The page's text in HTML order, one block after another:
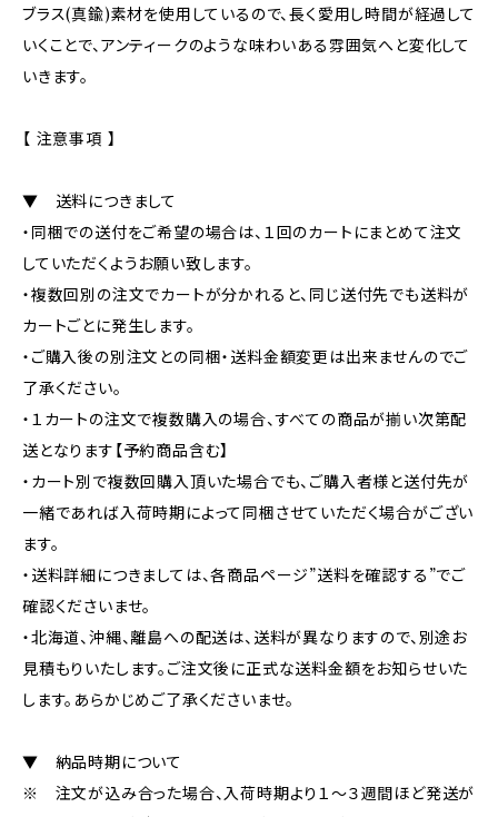
ブラス(真鍮)素材を使用しているので、長く愛用し時間が経過して
いくことで、アンティークのような味わいある雰囲気へと変化して
いきます。
【 注意事項 】
▼ 送料につきまして
・同梱での送付をご希望の場合は、１回のカートにまとめて注文
していただくようお願い致します。
・複数回別の注文でカートが分かれると、同じ送付先でも送料が
カートごとに発生します。
・ご購入後の別注文との同梱・送料金額変更は出来ませんのでご
了承ください。
・１カートの注文で複数購入の場合、すべての商品が揃い次第配
送となります【予約商品含む】
・カート別で複数回購入頂いた場合でも、ご購入者様と送付先が
一緒であれば入荷時期によって同梱させていただく場合がござい
ます。
・送料詳細につきましては、各商品ページ”送料を確認する”でご
確認くださいませ。
・北海道、沖縄、離島への配送は、送料が異なりますので、別途お
見積もりいたします。ご注文後に正式な送料金額をお知らせいた
します。あらかじめご了承くださいませ。
▼ 納品時期について
※ 注文が込み合った場合、入荷時期より１～３週間ほど発送が